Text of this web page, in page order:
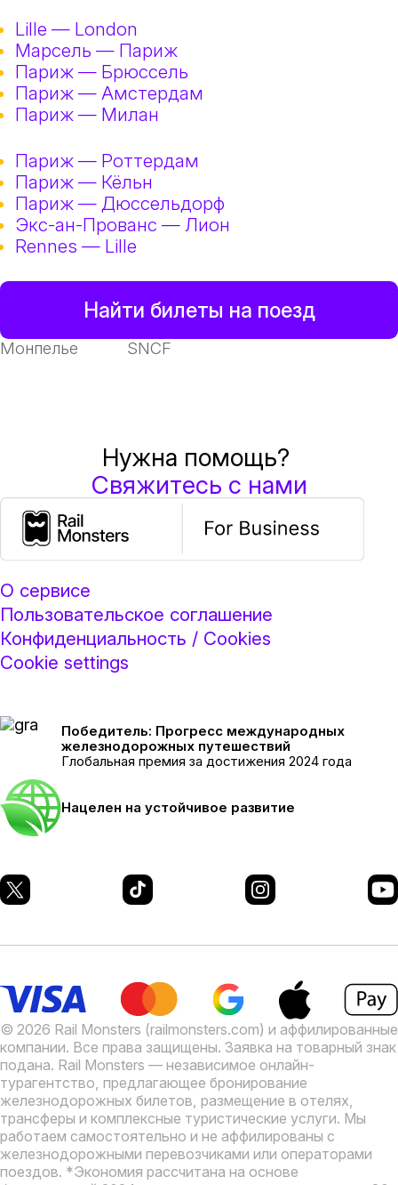
Lille — London
Марсель — Париж
Париж — Брюссель
Париж — Амстердам
Париж — Милан
Париж — Роттердам
Париж — Кёльн
Париж — Дюссельдорф
Экс-ан-Прованс — Лион
Rennes — Lille
Найти билеты на поезд
Монпелье SNCF
Нужна помощь?
Свяжитесь с нами
О сервисе
Пользовательское соглашение
Конфиденциальность / Cookies
Cookie settings
Победитель: Прогресс международных
железнодорожных путешествий
Глобальная премия за достижения 2024 года
Нацелен на устойчивое развитие
© 2026 Rail Monsters (railmonsters.com) и аффилированные
компании. Все права защищены. Заявка на товарный знак
подана. Rail Monsters — независимое онлайн-
турагентство, предлагающее бронирование
железнодорожных билетов, размещение в отелях,
трансферы и комплексные туристические услуги. Мы
работаем самостоятельно и не аффилированы с
железнодорожными перевозчиками или операторами
поездов. *Экономия рассчитана на основе